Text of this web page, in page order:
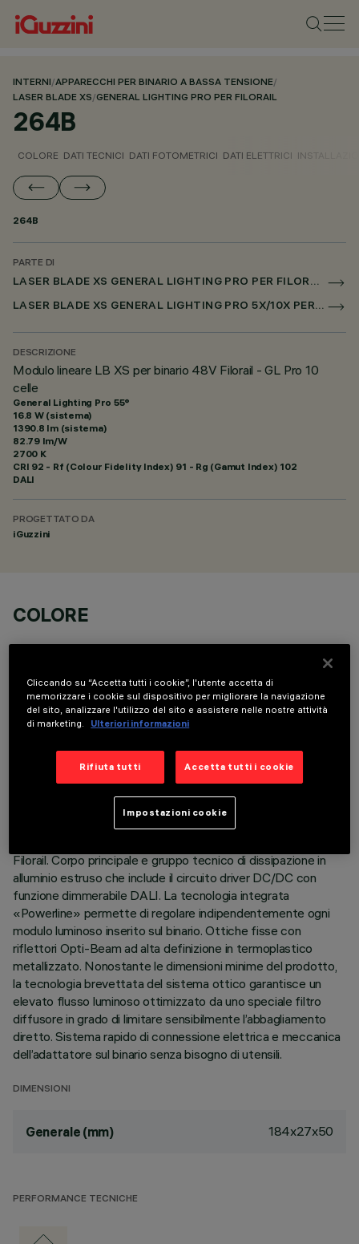
INTERNI/APPARECCHI PER BINARIO A BASSA TENSIONE/
LASER BLADE XS/GENERAL LIGHTING PRO PER FILORAIL
264B
COLORE DATI TECNICI DATI FOTOMETRICI DATI ELETTRICI
264B
PARTE DI
LASER BLADE XS GENERAL LIGHTING PRO PER FILORAIL
LASER BLADE XS GENERAL LIGHTING PRO 5X/10X PER FILORAIL DALI POWERLINE
DESCRIZIONE
Modulo lineare LB XS per binario 48V Filorail - GL Pro 10
celle
General Lighting Pro 55°
16.8 W (sistema)
1390.8 lm (sistema)
82.79 lm/W
2700 K
CRI 92 - Rf (Colour Fidelity Index) 91 - Rg (Gamut Index) 102
DALI
PROGETTATO DA
iGuzzini
COLORE
DATI TECNICI
ULTIMO AGGIORNAMENTO: 07/08/2026
Modulo lineare fisso a 10 elementi ottici completo di
Filorail. Corpo principale e gruppo tecnico di dissipazione in
alluminio estruso che include il circuito driver DC/DC con
funzione dimmerabile DALI. La tecnologia integrata
«Powerline» permette di regolare indipendentemente ogni
modulo luminoso inserito sul binario. Ottiche fisse con
riflettori Opti-Beam ad alta definizione in termoplastico
metallizzato. Nonostante le dimensioni minime del prodotto,
la tecnologia brevettata del sistema ottico garantisce un
elevato flusso luminoso ottimizzato da uno speciale filtro
diffusore in grado di limitare sensibilmente l’abbagliamento
diretto. Sistema rapido di connessione elettrica e meccanica
dell’adattatore sul binario senza bisogno di utensili.
DIMENSIONI
Generale (mm) 184x27x50
PERFORMANCE TECNICHE
Cliccando su “Accetta tutti i cookie”, l'utente accetta di
memorizzare i cookie sul dispositivo per migliorare la navigazione
del sito, analizzare l'utilizzo del sito e assistere nelle nostre attività
di marketing.
Ulteriori informazioni
Rifiuta tutti Accetta tutti i cookie
Impostazioni cookie